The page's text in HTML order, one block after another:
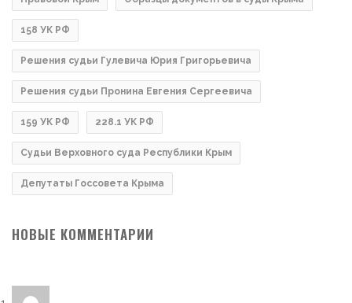
158 УК РФ
Решения судьи Гулевича Юрия Григорьевича
Решения судьи Пронина Евгения Сергеевича
159 УК РФ 228.1 УК РФ
Судьи Верховного суда Республики Крым
Депутаты Госсовета Крыма
НОВЫЕ КОММЕНТАРИИ